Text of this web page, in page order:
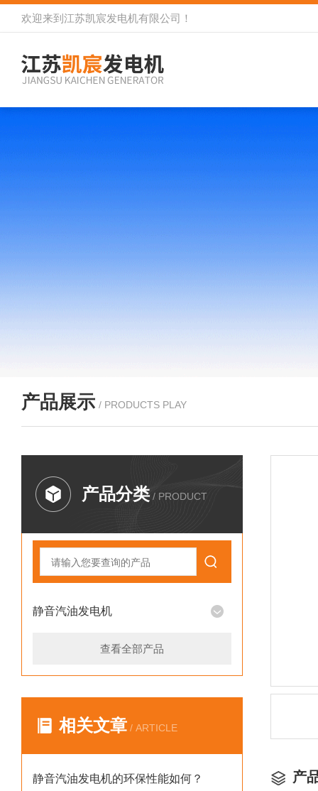
欢迎来到 江苏凯宸发电机有限公司 ！
产品展示 / PRODUCTS PLAY
产品分类 / PRODUCT
静音汽油发电机
查看全部产品
相关文章 / ARTICLE
静音汽油发电机的环保性能如何？ 产